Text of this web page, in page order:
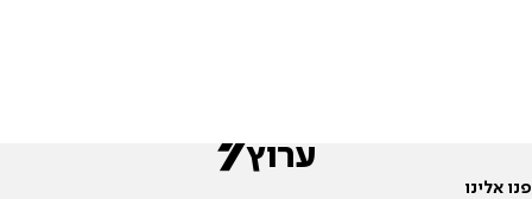
פנו אלינו